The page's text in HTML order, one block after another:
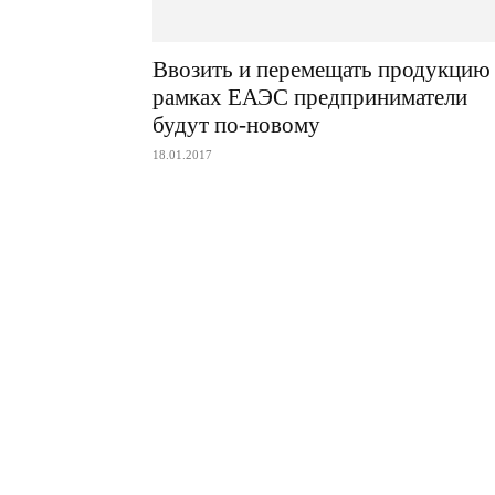
Ввозить и перемещать продукцию
рамках ЕАЭС предприниматели
будут по-новому
18.01.2017